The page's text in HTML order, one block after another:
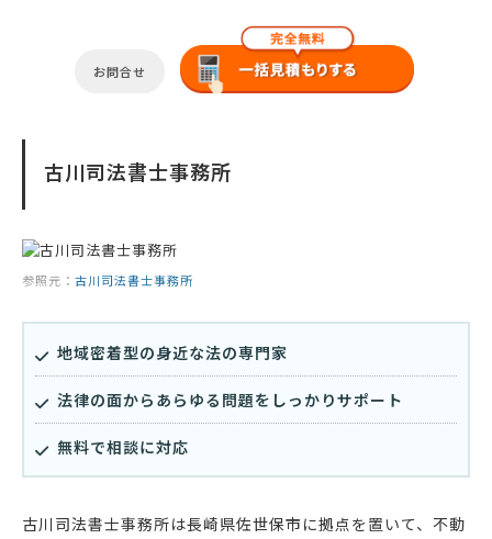
お問合せ
古川司法書士事務所
参照元： 古川司法書士事務所
地域密着型の身近な法の専門家
法律の面からあらゆる問題をしっかりサポート
無料で相談に対応
古川司法書士事務所は長崎県佐世保市に拠点を置いて、不動